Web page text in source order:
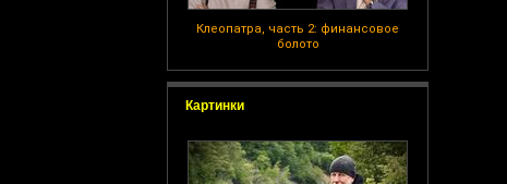
Клеопатра, часть 2: финансовое
болото
Картинки